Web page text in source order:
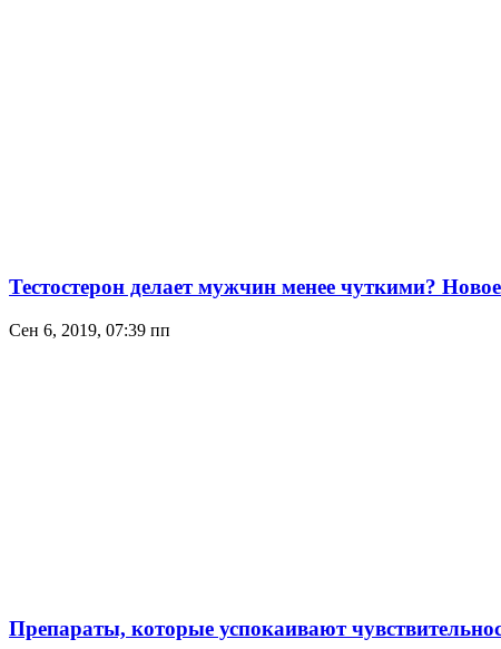
Тестостерон делает мужчин менее чуткими?
Сен 6, 2019, 07:39 пп
Препараты, которые успокаивают